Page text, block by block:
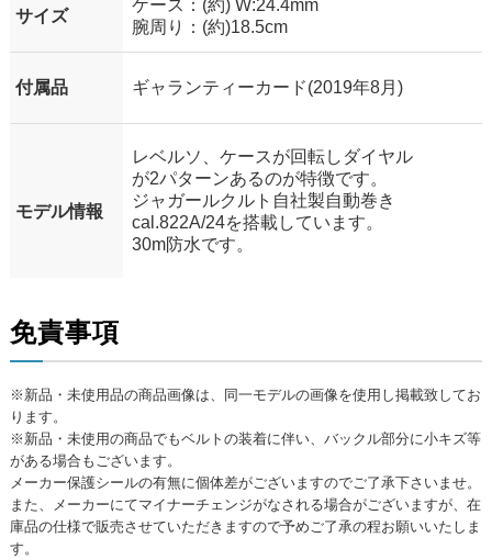
サイズ
ケース：(約) W:24.4mm
腕周り：(約)18.5cm
付属品 ギャランティーカード(2019年8月)
モデル情報
レベルソ、ケースが回転しダイヤル
が2パターンあるのが特徴です。
ジャガールクルト自社製自動巻き
cal.822A/24を搭載しています。
30m防水です。
免責事項
※新品・未使用品の商品画像は、同一モデルの画像を使用し掲載致してお
ります。
※新品・未使用の商品でもベルトの装着に伴い、バックル部分に小キズ等
がある場合もございます。
メーカー保護シールの有無に個体差がございますのでご了承下さいませ。
また、メーカーにてマイナーチェンジがなされる場合がございますが、在
庫品の仕様で販売させていただきますので予めご了承の程お願いいたしま
す。